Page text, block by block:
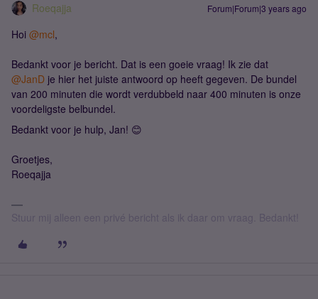
Roeqajja Forum|Forum|3 years ago
Hoi @mcl,
Bedankt voor je bericht. Dat is een goeie vraag! Ik zie dat
@JanD je hier het juiste antwoord op heeft gegeven. De bundel
van 200 minuten die wordt verdubbeld naar 400 minuten is onze
voordeligste belbundel.
Bedankt voor je hulp, Jan! 😊
Groetjes,
Roeqajja
Stuur mij alleen een privé bericht als ik daar om vraag. Bedankt!